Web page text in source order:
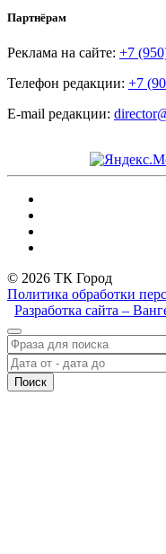
Партнёрам
Реклама на сайте: +7
Телефон редакции: +7
E-mail редакции:
© 2026 ТК Город
Политика обработки
Разработка сайта –
Поиск